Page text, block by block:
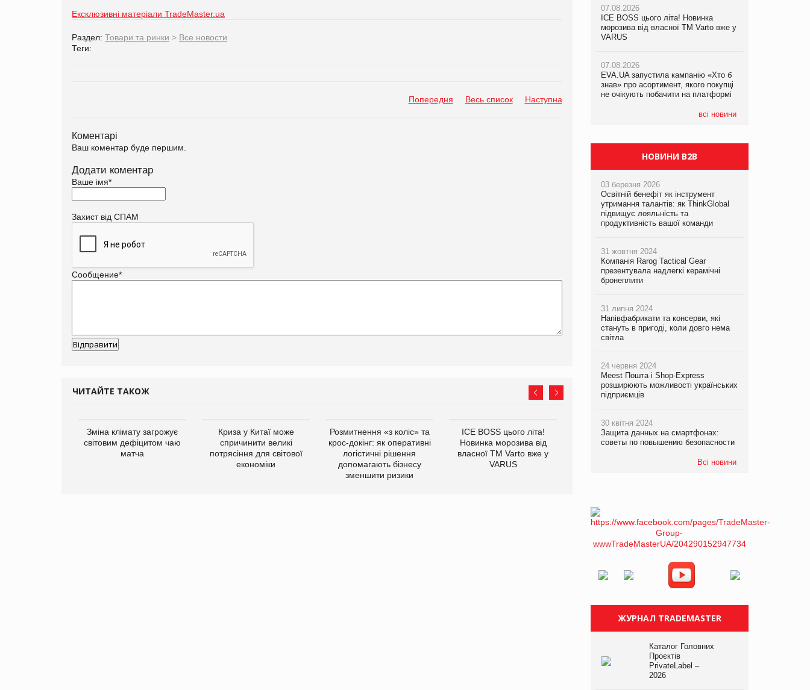
Ексклюзивні матеріали TradeMaster.ua
Раздел: Товари та ринки > Все новости
Теги:
Попередня Весь список Наступна
Коментарі
Ваш коментар буде першим.
Додати коментар
Ваше імя*
Захист від СПАМ
Сообщение*
ЧИТАЙТЕ ТАКОЖ
Зміна клімату загрожує
світовим дефіцитом чаю
матча
Криза у Китаї може
спричинити великі
потрясіння для світової
економіки
Розмитнення «з коліс» та
крос-докінг: як оперативні
логістичні рішення
допомагають бізнесу
зменшити ризики
ICE BOSS цього літа!
Новинка морозива від
власної ТМ Varto вже у
VARUS
EVA.UA запустила
кампанію «Хто б знав» про
Kraft Heinz скоротила
збиток у першому півріччі
07.08.2026
ICE BOSS цього літа! Новинка
морозива від власної ТМ Varto вже у
VARUS
07.08.2026
EVA.UA запустила кампанію «Хто б
знав» про асортимент, якого покупці
не очікують побачити на платформі
всі новини
07.08.2026
ICE BOSS цього літа! Новинка
морозива від власної ТМ Varto вже у
VARUS
07.08.2026
EVA.UA запустила кампанію «Хто б
знав» про асортимент, якого покупці
не очікують побачити на платформі
07.08.2026
Франція заборонила рекламні дзвінки
НОВИНИ B2B
03 березня 2026
Освітній бенефіт як інструмент
утримання талантів: як ThinkGlobal
підвищує лояльність та
продуктивність вашої команди
31 жовтня 2024
Компанія Rarog Tactical Gear
презентувала надлегкі керамічні
бронеплити
31 липня 2024
Напівфабрикати та консерви, які
стануть в пригоді, коли довго нема
світла
24 червня 2024
Meest Пошта і Shop-Express
розширюють можливості українських
підприємців
30 квітня 2024
Защита данных на смартфонах:
советы по повышению безопасности
Всі новини
ЖУРНАЛ TRADEMASTER
Каталог Головних
Проєктів
PrivateLabel –
2026